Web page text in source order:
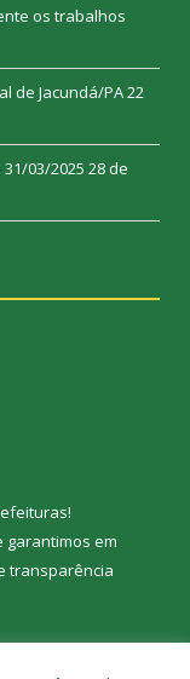
os trabalhos
de Jacundá/PA22
03/2025 28 de
!
garantimos em
transparência